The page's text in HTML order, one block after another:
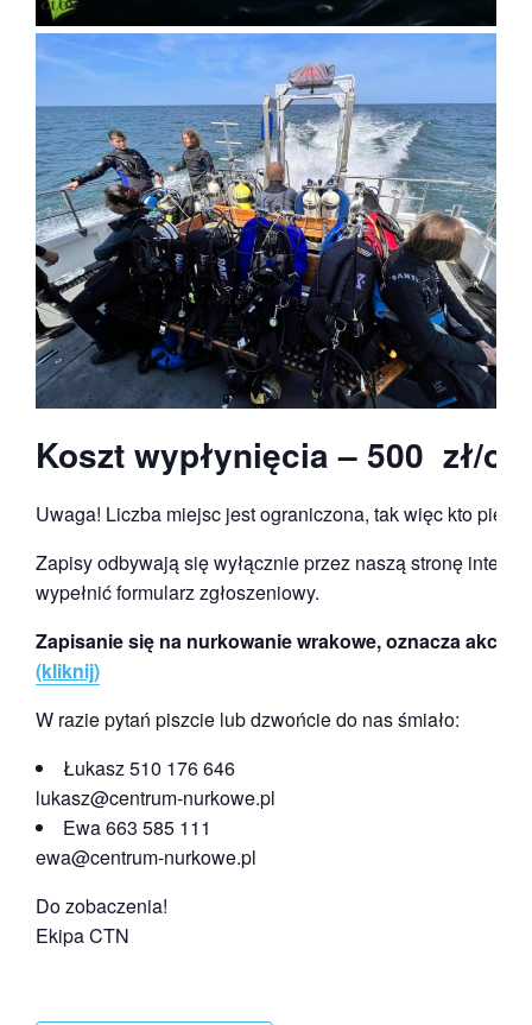
Koszt wypłynięcia – 500 zł/
Uwaga! Liczba miejsc jest ograniczona, tak więc kto
Zapisy odbywają się wyłącznie przez naszą stronę
wypełnić formularz zgłoszeniowy.
Zapisanie się na nurkowanie wrakowe, oznacza
(kliknij)
W razie pytań piszcie lub dzwońcie do nas śmiało:
Łukasz 510 176 646
lukasz@centrum-nurkowe.pl
Ewa 663 585 111
ewa@centrum-nurkowe.pl
Do zobaczenia!
Ekipa CTN